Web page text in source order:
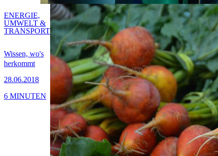
Wissen, wo's
herkommt
28.06.2018
ENERGIE,
UMWELT &
TRANSPORT
6 MINUTEN